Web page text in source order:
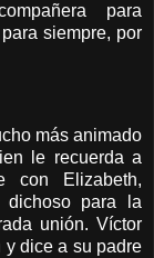
para
siempre, por
más animado
le recuerda a
con Elizabeth,
dichoso para la
unión. Víctor
y dice a su padre